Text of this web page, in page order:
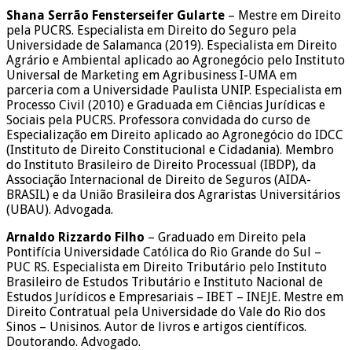
Shana Serrão Fensterseifer Gularte – Mestre em Direito
pela PUCRS. Especialista em Direito do Seguro pela
Universidade de Salamanca (2019). Especialista em Direito
Agrário e Ambiental aplicado ao Agronegócio pelo Instituto
Universal de Marketing em Agribusiness I-UMA em
parceria com a Universidade Paulista UNIP. Especialista em
Processo Civil (2010) e Graduada em Ciências Jurídicas e
Sociais pela PUCRS. Professora convidada do curso de
Especialização em Direito aplicado ao Agronegócio do IDCC
(Instituto de Direito Constitucional e Cidadania). Membro
do Instituto Brasileiro de Direito Processual (IBDP), da
Associação Internacional de Direito de Seguros (AIDA-
BRASIL) e da União Brasileira dos Agraristas Universitários
(UBAU). Advogada.
Arnaldo Rizzardo Filho – Graduado em Direito pela
Pontifícia Universidade Católica do Rio Grande do Sul –
PUC RS. Especialista em Direito Tributário pelo Instituto
Brasileiro de Estudos Tributário e Instituto Nacional de
Estudos Jurídicos e Empresariais – IBET – INEJE. Mestre em
Direito Contratual pela Universidade do Vale do Rio dos
Sinos – Unisinos. Autor de livros e artigos científicos.
Doutorando. Advogado.